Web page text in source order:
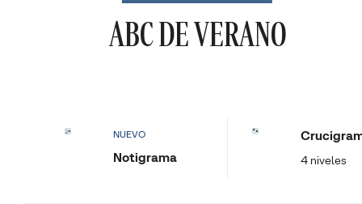
ABC DE VERANO
NUEVO
Notigrama 4 niveles